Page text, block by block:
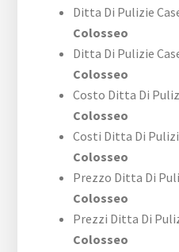
Ditta Di Pulizie
Colosseo
Ditta Di Pulizie
Colosseo
Costo Ditta Di
Colosseo
Costi Ditta Di
Colosseo
Prezzo Ditta Di
Colosseo
Prezzi Ditta Di
Colosseo